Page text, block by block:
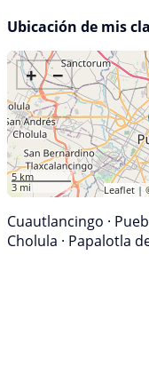
Ubicación de mis
+ −
5 km
3 mi
Leaflet |
Cuautlancingo ·
Cholula · Papalotla